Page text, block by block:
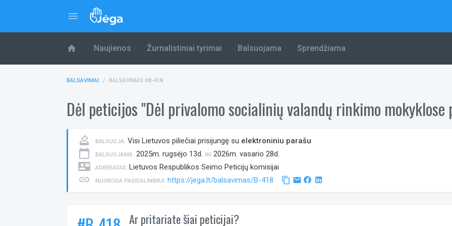
menu
home Naujienos Žurnalistiniai tyrimai Balsuojama Sprendžiama
BALSAVIMAI BALSAVIMAS #B-418
Dėl peticijos "Dėl privalomo socialinių valandų rinkimo mokyklose
how_to_vote BALSUOJA: Visi Lietuvos piliečiai prisijungę su elektroniniu parašu
calendar_today BALSUOJAMA: 2025m. rugsėjo 13d. IKI 2026m. vasario 28d.
contact_mail ADRESATAS: Lietuvos Respublikos Seimo Peticijų komisijai
link NUORODA PASIDALINIMUI: https://jega.lt/balsavimas/B-418 content_copy email
Ar pritariate šiai peticijai?